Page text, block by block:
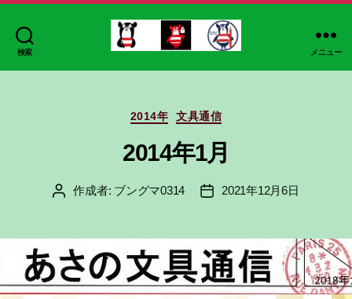
検索
マ
メニュー
カ
テ
ゴ
リ
2014年 文具通信
2014年1月
投
作成者: ブングマ0314
投
2021年12月6日